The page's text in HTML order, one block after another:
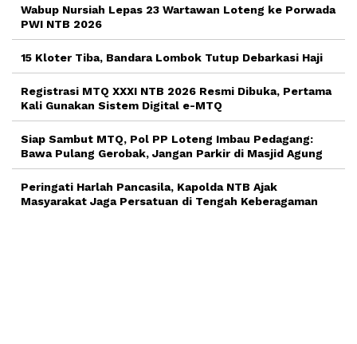
Wabup Nursiah Lepas 23 Wartawan Loteng ke Porwada
PWI NTB 2026
15 Kloter Tiba, Bandara Lombok Tutup Debarkasi Haji
Registrasi MTQ XXXI NTB 2026 Resmi Dibuka, Pertama
Kali Gunakan Sistem Digital e-MTQ
Siap Sambut MTQ, Pol PP Loteng Imbau Pedagang:
Bawa Pulang Gerobak, Jangan Parkir di Masjid Agung
Peringati Harlah Pancasila, Kapolda NTB Ajak
Masyarakat Jaga Persatuan di Tengah Keberagaman